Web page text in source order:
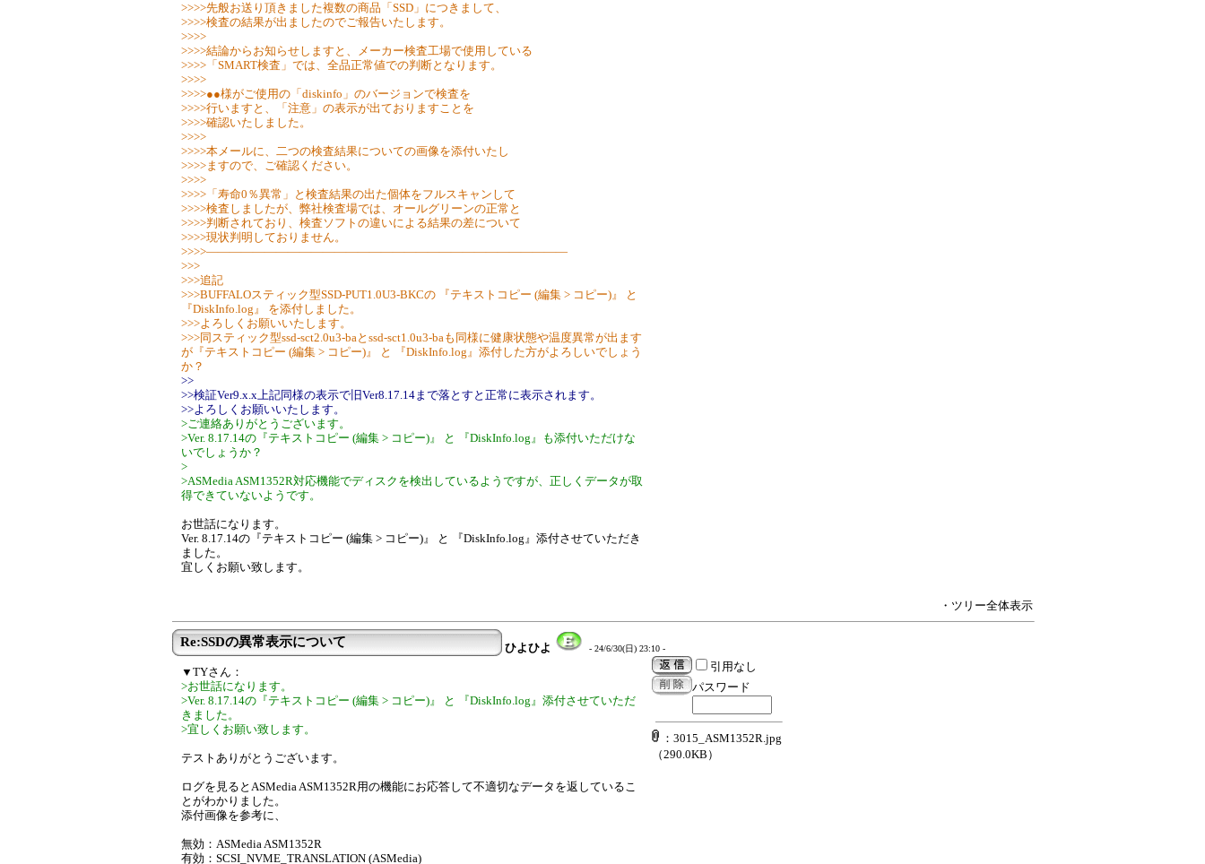
>>>>先般お送り頂きました複数の商品「SSD」につきまして、
>>>>検査の結果が出ましたのでご報告いたします。
>>>>
>>>>結論からお知らせしますと、メーカー検査工場で使用している
>>>>「SMART検査」では、全品正常値での判断となります。
>>>>
>>>>●●様がご使用の「diskinfo」のバージョンで検査を
>>>>行いますと、「注意」の表示が出ておりますことを
>>>>確認いたしました。
>>>>
>>>>本メールに、二つの検査結果についての画像を添付いたし
>>>>ますので、ご確認ください。
>>>>
>>>>「寿命0％異常」と検査結果の出た個体をフルスキャンして
>>>>検査しましたが、弊社検査場では、オールグリーンの正常と
>>>>判断されており、検査ソフトの違いによる結果の差について
>>>>現状判明しておりません。
>>>>―――――――――――――――――――――――――――――――
>>>
>>>追記
>>>BUFFALOスティック型SSD-PUT1.0U3-BKCの 『テキストコピー (編集 > コピー)』 と
『DiskInfo.log』 を添付しました。
>>>よろしくお願いいたします。
>>>同スティック型ssd-sct2.0u3-baとssd-sct1.0u3-baも同様に健康状態や温度異常が出ます
が『テキストコピー (編集 > コピー)』 と 『DiskInfo.log』添付した方がよろしいでしょう
か？
>>
>>検証Ver9.x.x上記同様の表示で旧Ver8.17.14まで落とすと正常に表示されます。
>>よろしくお願いいたします。
>ご連絡ありがとうございます。
>Ver. 8.17.14の『テキストコピー (編集 > コピー)』 と 『DiskInfo.log』も添付いただけな
いでしょうか？
>
>ASMedia ASM1352R対応機能でディスクを検出しているようですが、正しくデータが取
得できていないようです。
お世話になります。
Ver. 8.17.14の『テキストコピー (編集 > コピー)』 と 『DiskInfo.log』添付させていただき
ました。
宜しくお願い致します。
・ツリー全体表示
Re:SSDの異常表示について ひよひよ - 24/6/30(日) 23:10 -
▼TYさん：
>お世話になります。
>Ver. 8.17.14の『テキストコピー (編集 > コピー)』 と 『DiskInfo.log』添付させていただ
きました。
>宜しくお願い致します。
テストありがとうございます。
ログを見るとASMedia ASM1352R用の機能にお応答して不適切なデータを返しているこ
とがわかりました。
添付画像を参考に、
無効：ASMedia ASM1352R
有効：SCSI_NVME_TRANSLATION (ASMedia)
引用なし
パスワード
：3015_ASM1352R.jpg
（290.0KB）